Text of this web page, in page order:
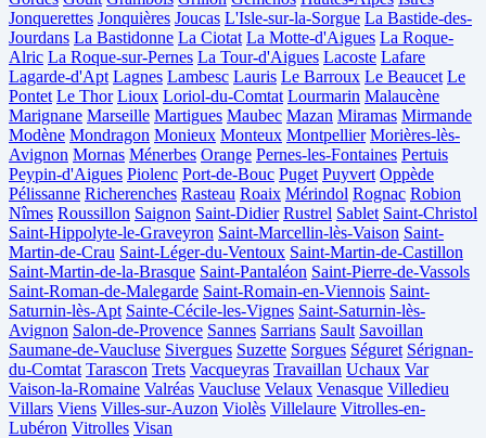
Jonquerettes Jonquières Joucas L'Isle-sur-la-Sorgue La Bastide-des-
Jourdans La Bastidonne La Ciotat La Motte-d'Aigues La Roque-
Alric La Roque-sur-Pernes La Tour-d'Aigues Lacoste Lafare
Lagarde-d'Apt Lagnes Lambesc Lauris Le Barroux Le Beaucet Le
Pontet Le Thor Lioux Loriol-du-Comtat Lourmarin Malaucène
Marignane Marseille Martigues Maubec Mazan Miramas Mirmande
Modène Mondragon Monieux Monteux Montpellier Morières-lès-
Avignon Mornas Ménerbes Orange Pernes-les-Fontaines Pertuis
Peypin-d'Aigues Piolenc Port-de-Bouc Puget Puyvert Oppède
Pélissanne Richerenches Rasteau Roaix Mérindol Rognac Robion
Nîmes Roussillon Saignon Saint-Didier Rustrel Sablet Saint-Christol
Saint-Hippolyte-le-Graveyron Saint-Marcellin-lès-Vaison Saint-
Martin-de-Crau Saint-Léger-du-Ventoux Saint-Martin-de-Castillon
Saint-Martin-de-la-Brasque Saint-Pantaléon Saint-Pierre-de-Vassols
Saint-Roman-de-Malegarde Saint-Romain-en-Viennois Saint-
Saturnin-lès-Apt Sainte-Cécile-les-Vignes Saint-Saturnin-lès-
Avignon Salon-de-Provence Sannes Sarrians Sault Savoillan
Saumane-de-Vaucluse Sivergues Suzette Sorgues Séguret Sérignan-
du-Comtat Tarascon Trets Vacqueyras Travaillan Uchaux Var
Vaison-la-Romaine Valréas Vaucluse Velaux Venasque Villedieu
Villars Viens Villes-sur-Auzon Violès Villelaure Vitrolles-en-
Lubéron Vitrolles Visan